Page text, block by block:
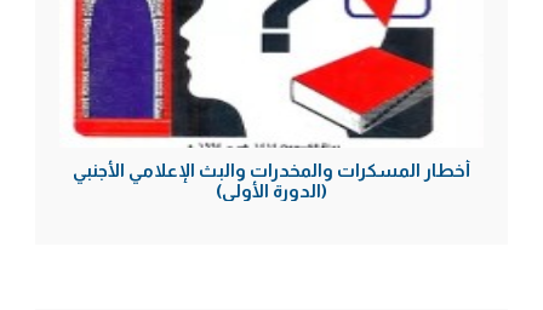
أخطار المسكرات والمخدرات والبث الإعلامي الأجنبي
(الدورة الأولى)